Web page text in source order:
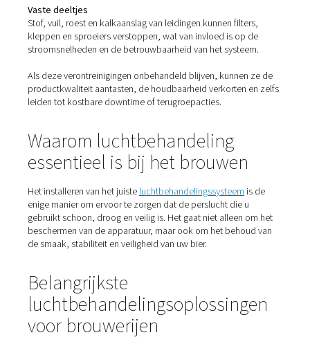
De risico's van
perslucht
Lucht die rechtstreeks uit een compressor wordt
bevat vocht, oliedamp en deeltjes – die allemaal
Vocht
Creëert ideale omstandigheden voor microbiële groei,
roestvrijstalen leidingen.
Olieaerosolen en -dampen
Zelfs bij olievrije compressoren kan er oliedamp uit de
slechte smaken, schuimvormingsproblemen of
productafwijzing.
Vaste deeltjes